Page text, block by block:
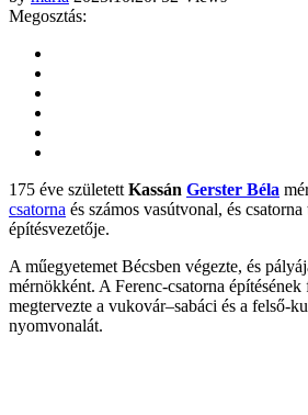
Megosztás:
175 éve született Kassán Gerster Béla
csatorna és számos vasútvonal, és csatorna
építésvezetője.
A műegyetemet Bécsben végezte, és
mérnökként. A Ferenc-csatorna
megtervezte a vukovár–sabáci és a felső-
nyomvonalát.